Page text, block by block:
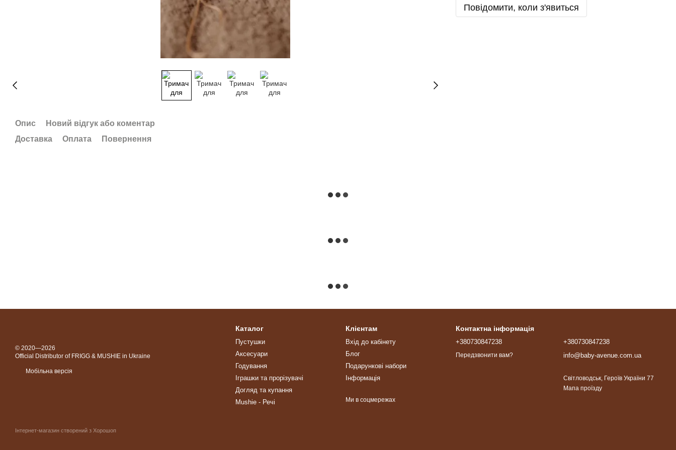
Опис
Новий відгук або коментар
Доставка
Оплата Повернення
Повідомити, коли з'явиться
© 2020—2026
Official Distributor of FRIGG & MUSHIE in Ukraine
Мобільна версія
Інтернет-магазин створений з Хорошоп
Каталог
Пустушки
Аксесуари
Годування
Іграшки та прорізувачі
Догляд та купання
Mushie - Речі
Клієнтам
Вхід до кабінету
Блог
Подарункові набори
Інформація
Ми в соцмережах
Контактна інформація
+380730847238
Передзвонити вам?
+380730847238
info@baby-avenue.com.ua
Світловодськ, Героїв України 77
Мапа проїзду